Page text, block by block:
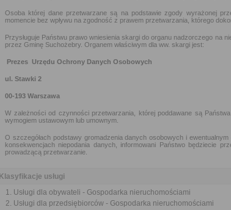
Osoba której dane przetwarzane są na podstawie zgody wyrażonej
momencie bez wpływu na zgodność z prawem przetwarzania, którego
Przysługuje Państwu prawo wniesienia skargi do organu nadzorczego na
przez Gminę Suchożebry. Organem właściwym dla ww. skargi jest:
Prezes Urzędu Ochrony Danych Osobowych
ul. Stawki 2
00-193 Warszawa
W zależności od czynności przetwarzania, której poddawane są
wymogiem ustawowym lub umownym.
O szczegółach podstawy gromadzenia danych osobowych i
konsekwencjach niepodania danych, informowani Państwo będziecie
prowadzącą przetwarzanie.
Klasyfikacje usługi
Usługi dla obywateli - Gospodarka nieruchomościami
Usługi dla przedsiębiorców - Gospodarka nieruchomościami